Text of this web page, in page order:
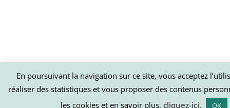
En poursuivant la navigation sur ce site, vous acceptez
réaliser des statistiques et vous proposer des contenus
les cookies et en savoir plus, cliquez-ici. OK